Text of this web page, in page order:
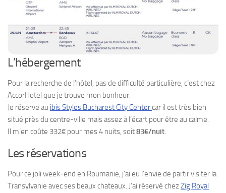
L’hébergement
Pour la recherche de l’hôtel, pas de difficulté particulière, c’est chez
AccorHotel que je trouve mon bonheur.
Je réserve au ibis Styles Bucharest City Centercar il est très bien
situé près du centre-ville mais assez à l’écart pour être au calme.
Il m’en coûte 332€ pour mes 4 nuits, soit83€/nuit.
Les réservations
Pour ce joli week-end en Roumanie, j’ai eu l’envie de partir visiter la
Transylvanie avec ses beaux chateaux. J’ai réservé chezZig Royal